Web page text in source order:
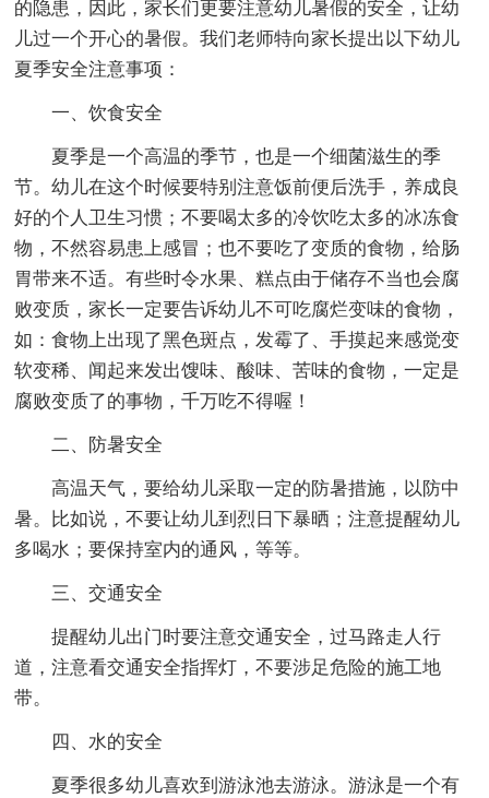
的隐患，因此，家长们更要注意幼儿暑假的安全，让幼
儿过一个开心的暑假。我们老师特向家长提出以下幼儿
夏季安全注意事项：
一、饮食安全
夏季是一个高温的季节，也是一个细菌滋生的季
节。幼儿在这个时候要特别注意饭前便后洗手，养成良
好的个人卫生习惯；不要喝太多的冷饮吃太多的冰冻食
物，不然容易患上感冒；也不要吃了变质的食物，给肠
胃带来不适。有些时令水果、糕点由于储存不当也会腐
败变质，家长一定要告诉幼儿不可吃腐烂变味的食物，
如：食物上出现了黑色斑点，发霉了、手摸起来感觉变
软变稀、闻起来发出馊味、酸味、苦味的食物，一定是
腐败变质了的事物，千万吃不得喔！
二、防暑安全
高温天气，要给幼儿采取一定的防暑措施，以防中
暑。比如说，不要让幼儿到烈日下暴晒；注意提醒幼儿
多喝水；要保持室内的通风，等等。
三、交通安全
提醒幼儿出门时要注意交通安全，过马路走人行
道，注意看交通安全指挥灯，不要涉足危险的施工地
带。
四、水的安全
夏季很多幼儿喜欢到游泳池去游泳。游泳是一个有